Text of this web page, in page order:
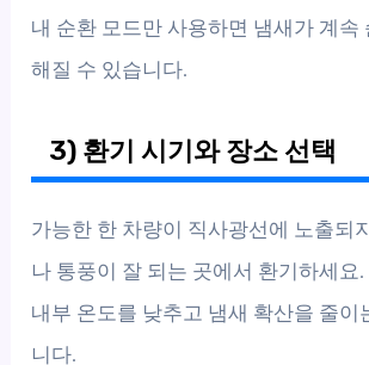
내 순환 모드만 사용하면 냄새가 계속
해질 수 있습니다.
3) 환기 시기와 장소 선택
가능한 한 차량이 직사광선에 노출되
나 통풍이 잘 되는 곳에서 환기하세요
내부 온도를 낮추고 냄새 확산을 줄이
니다.